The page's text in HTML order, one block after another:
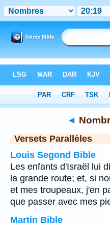
Chapitre 20> Verset 19
◄
Versets Parallèles
Louis Segond Bible
Les enfants d'Israël lui
la grande route; et, si
et mes troupeaux, j'en
que passer avec mes
Martin Bible